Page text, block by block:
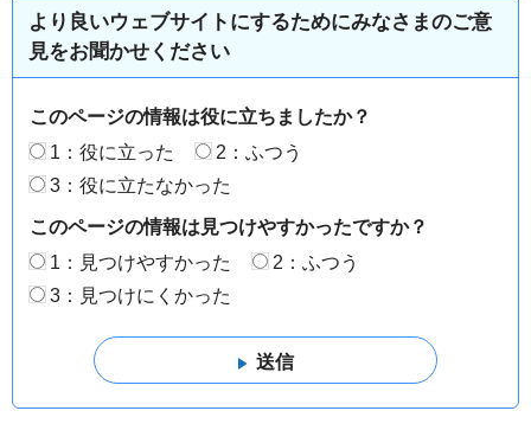
より良いウェブサイトにするためにみなさまのご意
見をお聞かせください
このページの情報は役に立ちましたか？
1：役に立った
2：ふつう
3：役に立たなかった
このページの情報は見つけやすかったですか？
1：見つけやすかった
2：ふつう
3：見つけにくかった